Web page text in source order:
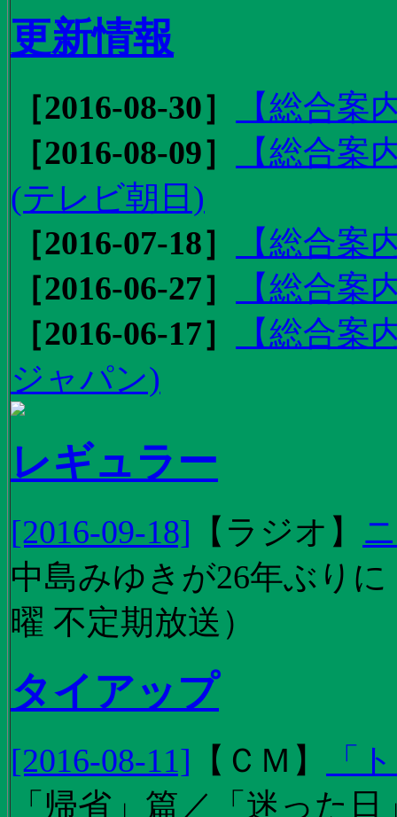
更新情報
［2016-08-30］
【総合
［2016-08-09］
【総合
(テレビ朝日)
［2016-07-18］
【総合案
［2016-06-27］
【総合案
［2016-06-17］
【総合
ジャパン)
レギュラー
[2016-09-18] 【 ラジオ 】
中島みゆきが26年ぶり
曜 不定期放送）
タイアップ
[2016-08-11] 【 ＣＭ 】
「
「帰省」篇／「迷った